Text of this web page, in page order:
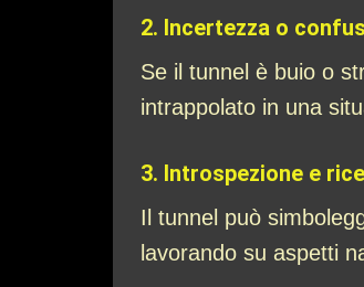
2. Incertezza o
Se il tunnel è buio o
intrappolato in una
3. Introspezione e
Il tunnel può
lavorando su aspetti